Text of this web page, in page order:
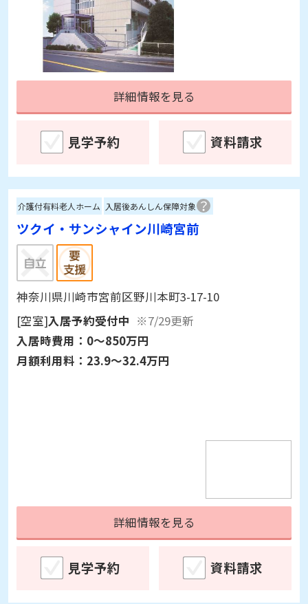
詳細情報を見る
見学予約 資料請求
介護付有料老人ホーム 入居後あんしん保障対象
ツクイ・サンシャイン川崎宮前
神奈川県川崎市宮前区野川本町3-17-10
[空室]入居予約受付中 ※7/29更新
入居時費用： 0～850万円
月額利用料： 23.9～32.4万円
詳細情報を見る
見学予約 資料請求